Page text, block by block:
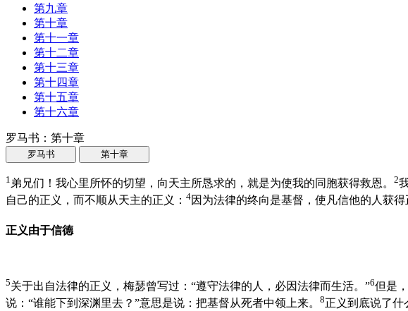
第九章
第十章
第十一章
第十二章
第十三章
第十四章
第十五章
第十六章
罗马书：第十章
罗马书 第十章
1 弟兄们！我心里所怀的切望，向天主所恳求的，就是为使我的同胞获得救恩。 2
自己的正义，而不顺从天主的正义： 4因为法律的终向是基督，使凡信他的人获得
正义由于信德
5关于出自法律的正义，梅瑟曾写过：“遵守法律的人，必因法律而生活。”6但是
说：“谁能下到深渊里去？”意思是说：把基督从死者中领上来。 8 正义到底说了什